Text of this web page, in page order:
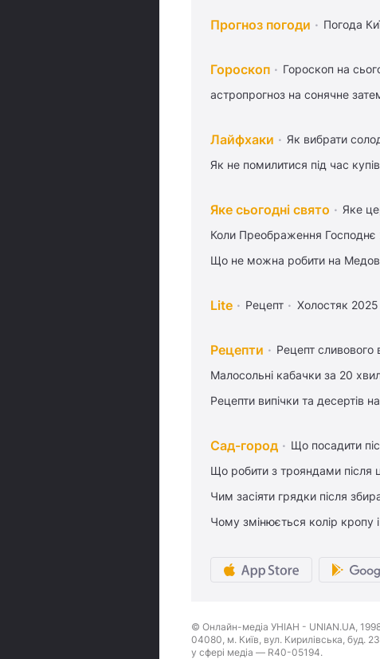
Прогноз погоди Погода
Гороскоп Гороскоп на
астропрогноз на сонячне
Лайфхаки Як вибрати
Як не помилитися під час
Яке сьогодні свято Яке
Коли Преображення Господнє
Що не можна робити на
Lite Рецепт Холостяк 2025
Рецепти Рецепт сливового
Малосольні кабачки за 20
Рецепти випічки та десертів
Сад-город Що посадити
Що робити з трояндами після
Чим засіяти грядки після
Чому змінюється колір кропу
© Онлайн-медіа УНІАН - UNIAN.UA,
04080, м. Київ, вул. Кирилівська, буд.
у сфері медіа — R40-05194.